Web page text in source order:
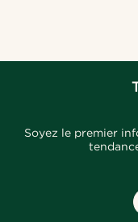
Soyez le premier